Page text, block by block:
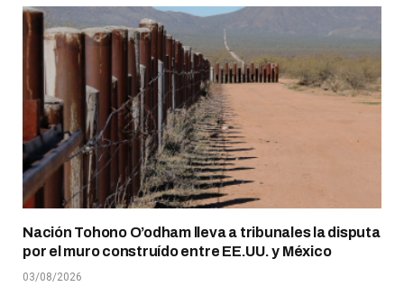
Nación Tohono O’odham lleva a tribunales la disputa
por el muro construído entre EE.UU. y México
03/08/2026